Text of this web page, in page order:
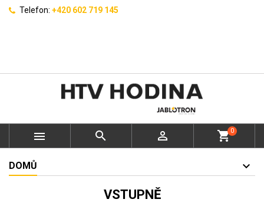
Telefon: +420 602 719 145
   shopping_cart0
DOMŮ
VSTUPNĚ